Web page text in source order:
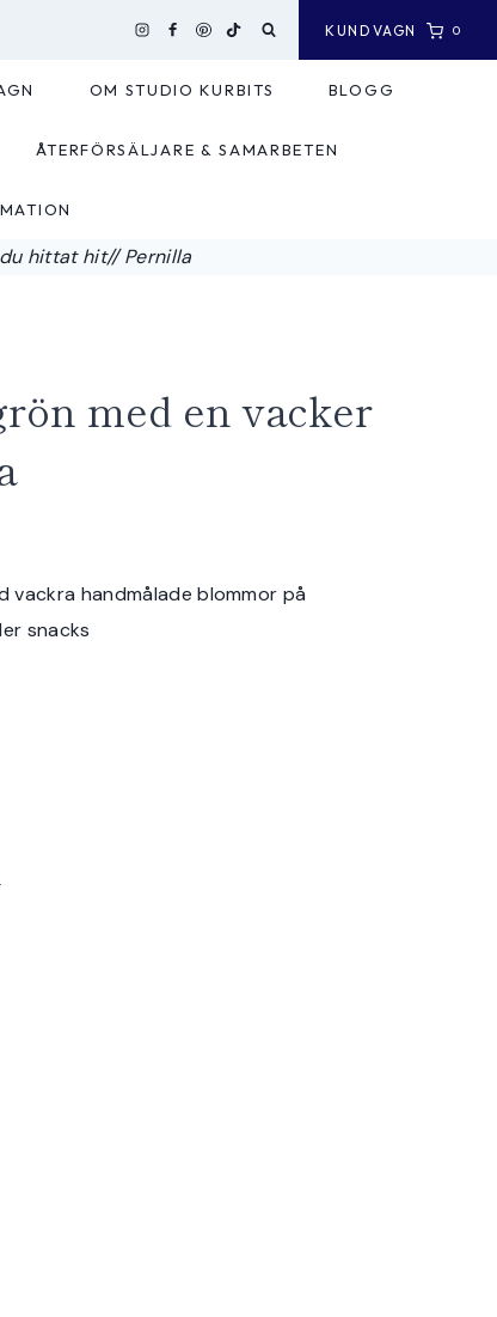
KUNDVAGN 0
OM STUDIO KURBITS BLOGG
ÅTERFÖRSÄLJARE & SAMARBETEN
hittat hit// Pernilla
med en vacker
vackra handmålade blommor på
snacks